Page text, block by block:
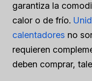
garantiza la
calor o de frío.
calentadores no
requieren
deben comprar,